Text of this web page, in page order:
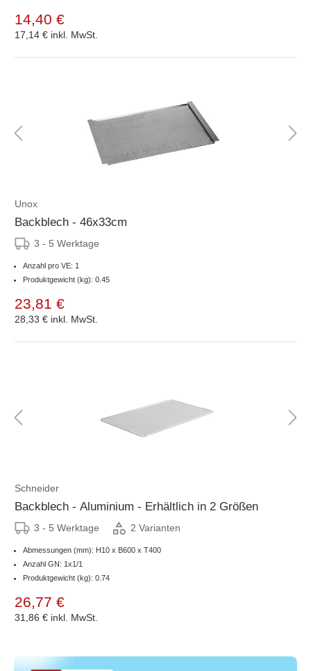
14,40 €
17,14 € inkl. MwSt.
Unox
Backblech - 46x33cm
3 - 5 Werktage
Anzahl pro VE: 1
Produktgewicht (kg): 0.45
23,81 €
28,33 € inkl. MwSt.
Schneider
Backblech - Aluminium - Erhältlich in 2 Größen
3 - 5 Werktage 2 Varianten
Abmessungen (mm): H10 x B600 x T400
Anzahl GN: 1x1/1
Produktgewicht (kg): 0.74
26,77 €
31,86 € inkl. MwSt.